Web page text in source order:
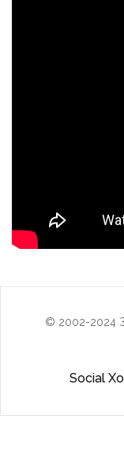
© 2002-2024
Social